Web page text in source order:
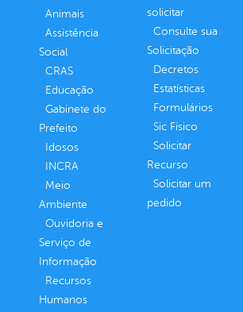
Animais
Assistência
Social
CRAS
Educação
Gabinete do
Prefeito
Idosos
INCRA
Meio
Ambiente
Ouvidoria e
Serviço de
Informação
Recursos
Humanos
solicitar
Consulte sua
Solicitação
Decretos
Estatísticas
Formulários
Sic Físico
Solicitar
Recurso
Solicitar um
pedido